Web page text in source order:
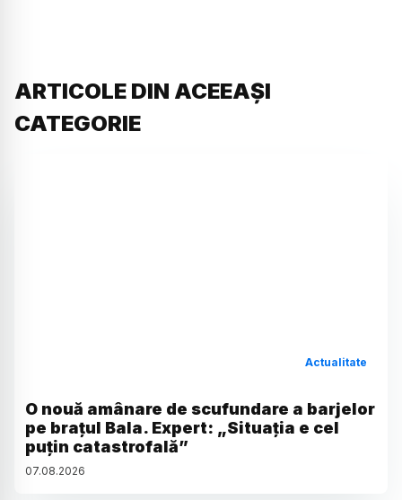
ARTICOLE DIN ACEEAȘI
CATEGORIE
Actualitate
O nouă amânare de scufundare a barjelor
pe brațul Bala. Expert: „Situația e cel
puțin catastrofală”
07.08.2026